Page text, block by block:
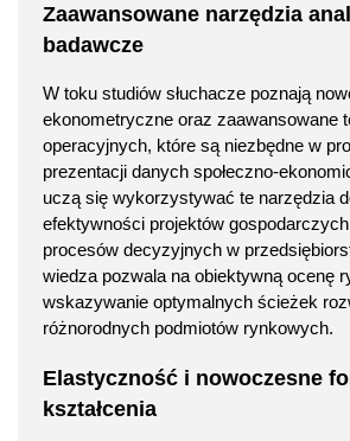
Zaawansowane narzędzia
badawcze
W toku studiów słuchacze poznają
ekonometryczne oraz zaawansowane
operacyjnych, które są niezbędne w
prezentacji danych społeczno-
uczą się wykorzystywać te narzędzia
efektywności projektów
procesów decyzyjnych w
wiedza pozwala na obiektywną ocenę
wskazywanie optymalnych ścieżek
różnorodnych podmiotów rynkowych.
Elastyczność i nowoczesne
kształcenia